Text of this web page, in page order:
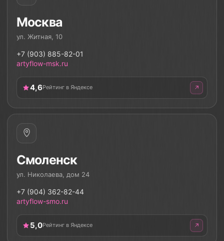
Москва
ул. Житная, 10
+7 (903) 885-82-01
artyflow-msk.ru
4,6Рейтинг в Яндексе
Смоленск
ул. Николаева, дом 24
+7 (904) 362-82-44
artyflow-smo.ru
5,0Рейтинг в Яндексе